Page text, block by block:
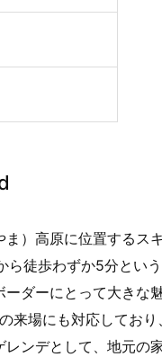
）高原に位置するス
徒歩わずか5分とい
ダーにとって大きな
来場にも対応してお
ンデとして、地元の